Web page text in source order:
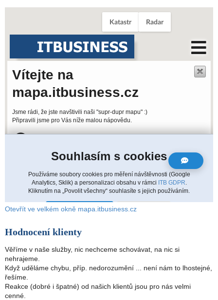
Otevřít ve velkém okně mapa.itbusiness.cz
Hodnocení klienty
Věříme v naše služby, nic nechceme schovávat, na nic si
nehrajeme.
Když uděláme chybu, příp. nedorozumění ... není nám to lhostejné,
řešíme.
Reakce (dobré i špatné) od našich klientů jsou pro nás velmi
cenné.